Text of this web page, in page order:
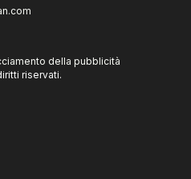
della pubblicità
riservati.